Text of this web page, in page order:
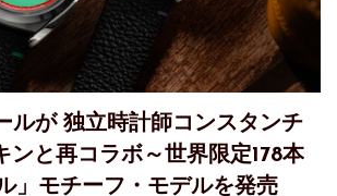
ルが 独立時計師コンスタンチ
ンと再コラボ～世界限定178本
」モチーフ・モデルを発売